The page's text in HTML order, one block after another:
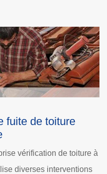
à réaliser les
des fuites des toits
des fuites au niveau de la